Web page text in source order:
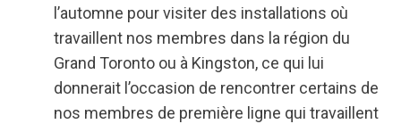
l’automne pour visiter des installations où
travaillent nos membres dans la région du
Grand Toronto ou à Kingston, ce qui lui
donnerait l’occasion de rencontrer certains de
nos membres de première ligne qui travaillent